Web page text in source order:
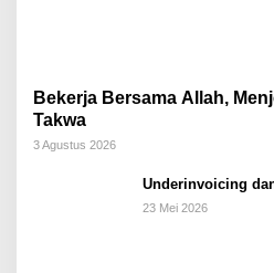
Bekerja Bersama Allah,
Takwa
3 Agustus 2026
Underinvoicing
23 Mei 2026